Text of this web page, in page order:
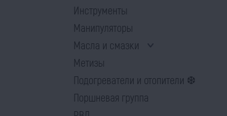
Инструменты
Манипуляторы
Масла и смазки
Метизы
Подогреватели и отопители ❆
Поршневая группа